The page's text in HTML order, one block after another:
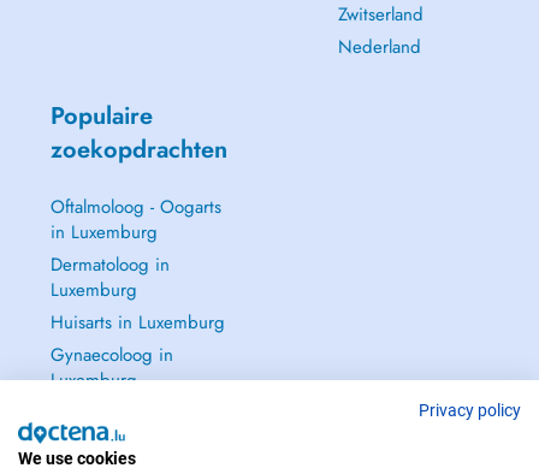
Zwitserland
Nederland
Populaire
zoekopdrachten
Oftalmoloog - Oogarts
in Luxemburg
Dermatoloog in
Luxemburg
Huisarts in Luxemburg
Gynaecoloog in
Luxemburg
Privacy policy
We use cookies